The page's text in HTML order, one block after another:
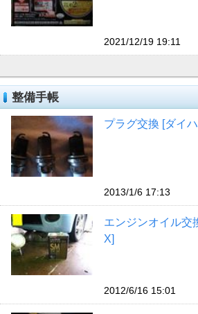
2021/12/19 19:11
整備手帳
プラグ交換 [ダイ
2013/1/6 17:13
エンジンオイル交
X]
2012/6/16 15:01